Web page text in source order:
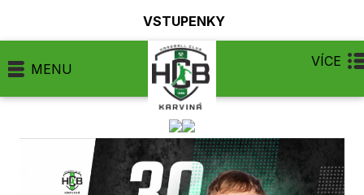
VSTUPENKY
MENU VÍCE